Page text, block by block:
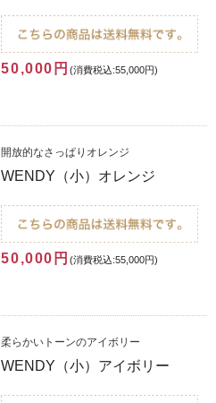
50,000円 (消費税込:55,000円)
開放的なさっぱりオレンジ
WENDY（小）オレンジ
50,000円 (消費税込:55,000円)
柔らかいトーンのアイボリー
WENDY（小）アイボリー